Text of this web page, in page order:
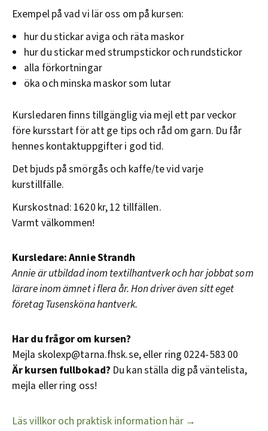
Exempel på vad vi lär oss om på kursen:
hur du stickar aviga och räta maskor
hur du stickar med strumpstickor och rundstickor
alla förkortningar
öka och minska maskor som lutar
Kursledaren finns tillgänglig via mejl ett par veckor
före kursstart för att ge tips och råd om garn. Du får
hennes kontaktuppgifter i god tid.
Det bjuds på smörgås och kaffe/te vid varje
kurstillfälle.
Kurskostnad: 1620 kr, 12 tillfällen.
Varmt välkommen!
Kursledare: Annie Strandh
Annie är utbildad inom textilhantverk och har jobbat som
lärare inom ämnet i flera år. Hon driver även sitt eget
företag Tusensköna hantverk.
Har du frågor om kursen?
Mejla skolexp@tarna.fhsk.se, eller ring 0224-583 00
Är kursen fullbokad? Du kan ställa dig på väntelista,
mejla eller ring oss!
Läs villkor och praktisk information här →